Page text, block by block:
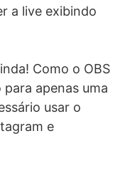
a live exibindo
Como o OBS
apenas uma
usar o
e